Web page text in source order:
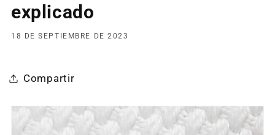
explicado
18 DE SEPTIEMBRE DE 2023
Compartir